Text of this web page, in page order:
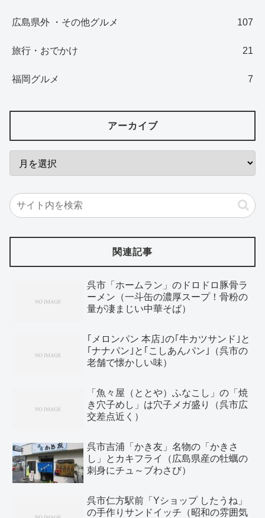
広島県外 ・その他グルメ 107
旅行・おでかけ 21
福岡グルメ 7
アーカイブ
関連記事
呉市「ホームラン」のドロドロ豚骨ラ
ーメン（一斗缶の濃厚スープ！骨粉の
量が凄まじい中華そば）
｢メロンパン 本店｣の｢牛カツサンド｣と
｢ナナパン｣と｢こしあんパン｣（呉市の
老舗で懐かしい味）
「魚々屋（ととや）ふなこし」の「焼
き穴子めし」は穴子メガ盛り（呉市広
交差点近く）
呉市吉浦「かき友」名物の「かきさ
し」とカキフライ（広島県産の牡蠣の
刺身にチュ～ブわさび）
呉市仁方駅前「Yショップ したうね」
の手作りサンドイッチ（昭和の雰囲気